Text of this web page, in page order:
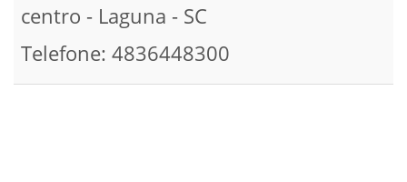
centro - Laguna - SC
Telefone: 4836448300